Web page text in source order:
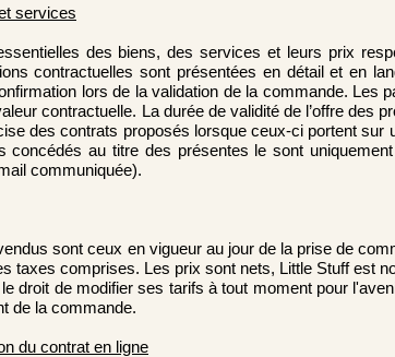
services
des biens, des services et leurs prix
contractuelles sont présentées en détail et en
lors de la validation de la commande.
contractuelle. La durée de validité de l’offre
des contrats proposés lorsque ceux-ci portent
concédés au titre des présentes le sont
communiquée).
sont ceux en vigueur au jour de la prise de
taxes comprises. Les prix sont nets, Little Stuff est
droit de modifier ses tarifs à tout moment pour
de la commande.
du contrat en ligne